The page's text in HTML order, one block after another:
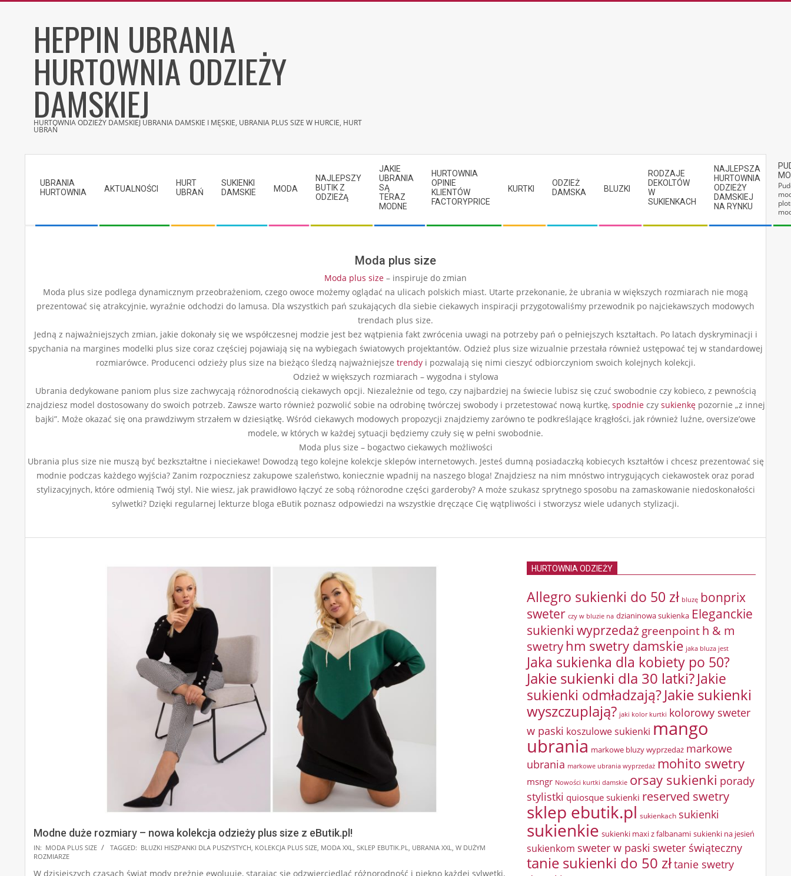
HEPPIN UBRANIA
HURTOWNIA ODZIEŻY
DAMSKIEJ
HURTOWNIA ODZIEŻY DAMSKIEJ UBRANIA DAMSKIE I MĘSKIE, UBRANIA PLUS SIZE W HURCIE, HURT
UBRAŃ
Menu
UBRANIA
HURTOWNIA
AKTUALNOŚCI
HURT
UBRAŃ
SUKIENKI
DAMSKIE
MODA
NAJLEPSZY
BUTIK Z
ODZIEŻĄ
JAKIE
UBRANIA
SĄ
TERAZ
MODNE
HURTOWNIA
OPINIE
KLIENTÓW
FACTORYPRICE
KURTKI
ODZIEŻ
DAMSKA
BLUZKI
RODZAJE
DEKOLTÓW
W
SUKIENKACH
NAJLEPSZA
HURTOWNIA
ODZIEŻY
DAMSKIEJ
NA RYNKU
Moda plus size
Moda plus size – inspiruje do zmian
Moda plus size podlega dynamicznym przeobrażeniom, czego owoce możemy oglądać na ulicach polskich miast. Utarte przekonanie, że ubrania w większych rozmiarach nie mogą
prezentować się atrakcyjnie, wyraźnie odchodzi do lamusa. Dla wszystkich pań szukających dla siebie ciekawych inspiracji przygotowaliśmy przewodnik po najciekawszych modowych
trendach plus size.
Jedną z najważniejszych zmian, jakie dokonały się we współczesnej modzie jest bez wątpienia fakt zwrócenia uwagi na potrzeby pań o pełniejszych kształtach. Po latach dyskryminacji i
spychania na margines modelki plus size coraz częściej pojawiają się na wybiegach światowych projektantów. Odzież plus size wizualnie przestała również ustępować tej w standardowej
rozmiarówce. Producenci odzieży plus size na bieżąco śledzą najważniejsze trendyi pozwalają się nimi cieszyć odbiorczyniom swoich kolejnych kolekcji.
Odzież w większych rozmiarach – wygodna i stylowa
Ubrania dedykowane paniom plus size zachwycają różnorodnością ciekawych opcji. Niezależnie od tego, czy najbardziej na świecie lubisz się czuć swobodnie czy kobieco, z pewnością
znajdziesz model dostosowany do swoich potrzeb. Zawsze warto również pozwolić sobie na odrobinę twórczej swobody i przetestować nową kurtkę, spodnieczy sukienkępozornie „z innej
bajki”. Może okazać się ona prawdziwym strzałem w dziesiątkę. Wśród ciekawych modowych propozycji znajdziemy zarówno te podkreślające krągłości, jak również luźne, oversize’owe
modele, w których w każdej sytuacji będziemy czuły się w pełni swobodnie.
Moda plus size – bogactwo ciekawych możliwości
Ubrania plus size nie muszą być bezkształtne i nieciekawe! Dowodzą tego kolejne kolekcje sklepów internetowych. Jesteś dumną posiadaczką kobiecych kształtów i chcesz prezentować się
modnie podczas każdego wyjścia? Zanim rozpoczniesz zakupowe szaleństwo, koniecznie wpadnij na naszego bloga! Znajdziesz na nim mnóstwo intrygujących ciekawostek oraz porad
stylizacyjnych, które odmienią Twój styl. Nie wiesz, jak prawidłowo łączyć ze sobą różnorodne części garderoby? A może szukasz sprytnego sposobu na zamaskowanie niedoskonałości
sylwetki? Dzięki regularnej lekturze bloga eButik poznasz odpowiedzi na wszystkie dręczące Cię wątpliwości i stworzysz wiele udanych stylizacji.
Modne duże rozmiary – nowa kolekcja odzieży plus size z eButik.pl!
2025-
06-
IN: MODA PLUS SIZE TAGGED: BLUZKI HISZPANKI DLA PUSZYSTYCH, KOLEKCJA PLUS SIZE, MODA XXL, SKLEP EBUTIK.PL, UBRANIA XXL, W DUŻYM
ROZMIARZE
W dzisiejszych czasach świat mody prężnie ewoluuje, starając się odzwierciedlać różnorodność i piękno każdej sylwetki.
HURTOWNIA ODZIEŻY
Allegro sukienki do 50 zł bluzę bonprix
sweter czy w bluzie na dzianinowa sukienka Eleganckie
sukienki wyprzedaż greenpointh & m
swetryhm swetry damskie jaka bluza jest
Jaka sukienka dla kobiety po 50?
Jakie sukienki dla 30 latki?Jakie
sukienki odmładzają?Jakie sukienki
wyszczuplają? jaki kolor kurtki kolorowy sweter
w paski koszulowe sukienki mango
ubrania markowe bluzy wyprzedaż markowe
ubrania markowe ubrania wyprzedaż mohito swetry
msngr Nowości kurtki damskie orsay sukienki porady
stylistki quiosque sukienki reserved swetry
sklep ebutik.pl sukienkach sukienki
sukienkie sukienki maxi z falbanami sukienki na jesień
sukienkom sweter w paski sweter świąteczny
tanie sukienki do 50 złtanie swetry